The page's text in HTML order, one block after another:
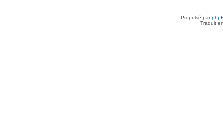
Propulsé par
Traduit